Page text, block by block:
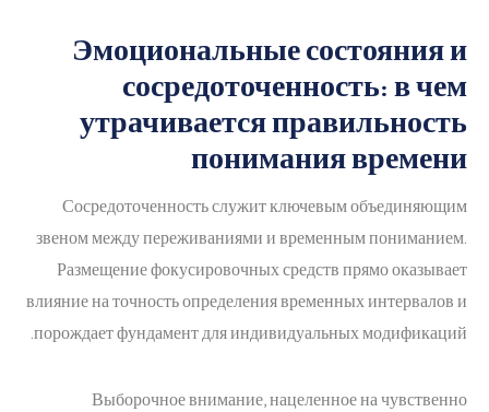
Эмоциональные состояния и
сосредоточенность: в чем
утрачивается правильность
понимания времени
Сосредоточенность служит ключевым объединяющим
звеном между переживаниями и временным пониманием.
Размещение фокусировочных средств прямо оказывает
влияние на точность определения временных интервалов и
порождает фундамент для индивидуальных модификаций.
Выборочное внимание, нацеленное на чувственно